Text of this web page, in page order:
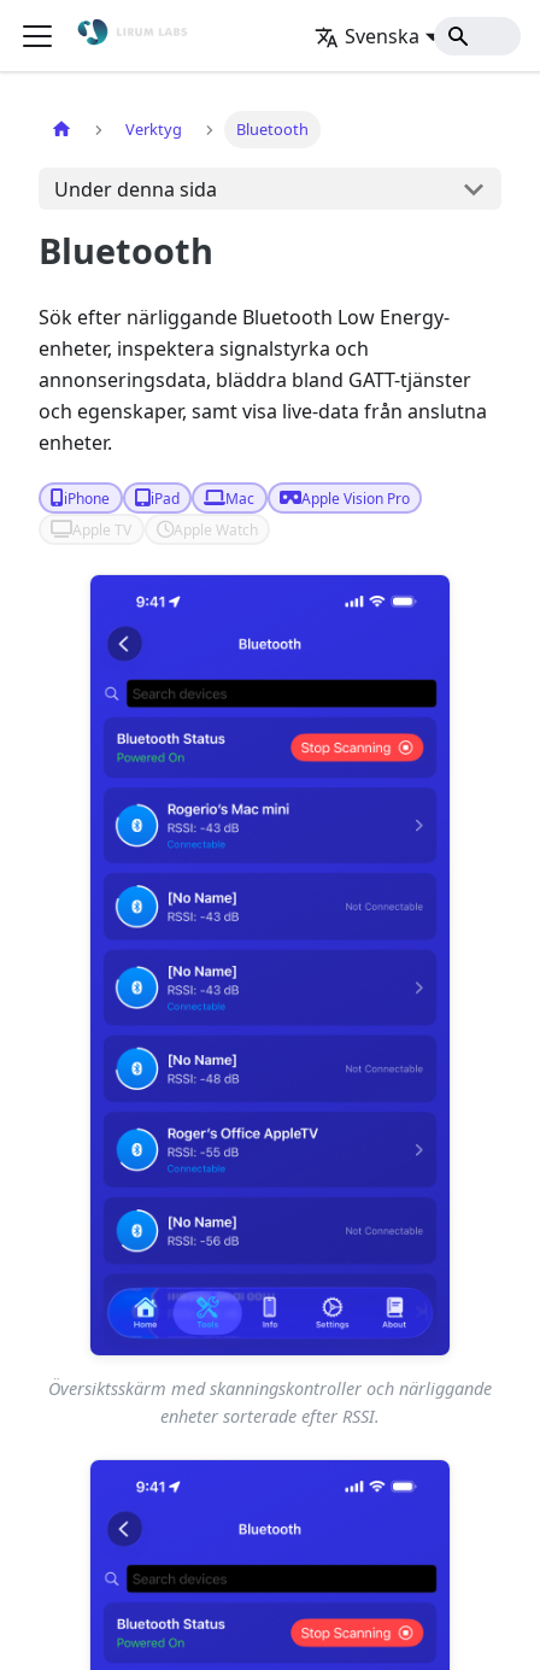
Svenska Hem
Verktyg Bluetooth
Under denna sida
Bluetooth
Sök efter närliggande Bluetooth Low Energy-
enheter, inspektera signalstyrka och
annonseringsdata, bläddra bland GATT-tjänster
och egenskaper, samt visa live-data från anslutna
enheter.
iPhone iPad Mac
Apple Vision Pro
Apple TV
Apple Watch
Översiktsskärm med skanningskontroller och närliggande
enheter sorterade efter RSSI.